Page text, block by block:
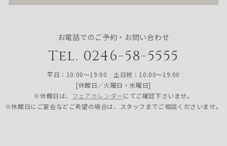
お電話でのご予約・お問い合わせ
Tel. 0246-58-5555
平日：10:00〜19:00 土日祝：10:00〜19:00
[休館日／火曜日・水曜日]
※休館日は、 フェアカレンダーにてご確認下さいませ。
※休館日にご宴会などご希望の場合は、スタッフまでご相談くださいませ。